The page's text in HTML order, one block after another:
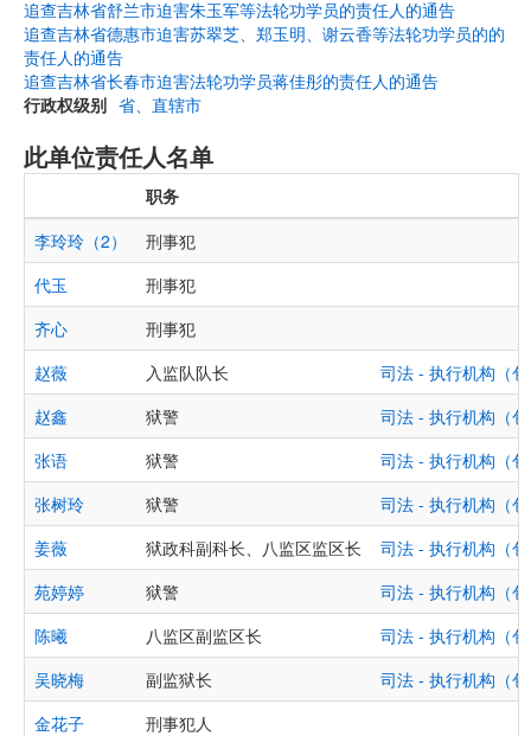
追查吉林省舒兰市迫害朱玉军等法轮功学员的责任人的通告
追查吉林省德惠市迫害苏翠芝、郑玉明、谢云香等法轮功学员的的
责任人的通告
追查吉林省长春市迫害法轮功学员蒋佳彤的责任人的通告
行政权级别 省、直辖市
此单位责任人名单
职务
李玲玲（2）
刑事犯
代玉
刑事犯
齐心
刑事犯
赵薇
入监队队长
司法 - 执行机构（
赵鑫
狱警
司法 - 执行机构（
张语
狱警
司法 - 执行机构（
张树玲
狱警
司法 - 执行机构（
姜薇
狱政科副科长、八监区监区长
司法 - 执行机构（
苑婷婷
狱警
司法 - 执行机构（
陈曦
八监区副监区长
司法 - 执行机构（
吴晓梅
副监狱长
司法 - 执行机构（
金花子
刑事犯人